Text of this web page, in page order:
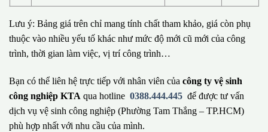
Lưu ý: Bảng giá trên chỉ mang tính chất tham khảo, giá còn phụ
thuộc vào nhiều yếu tố khác như mức độ mới cũ mới của công
trình, thời gian làm việc, vị trí công trình…
Bạn có thể liên hệ trực tiếp với nhân viên của công ty vệ sinh
công nghiệp KTA qua hotline 0388.444.445 để được tư vấn
dịch vụ vệ sinh công nghiệp (Phường Tam Thắng – TP.HCM)
phù hợp nhất với nhu cầu của mình.